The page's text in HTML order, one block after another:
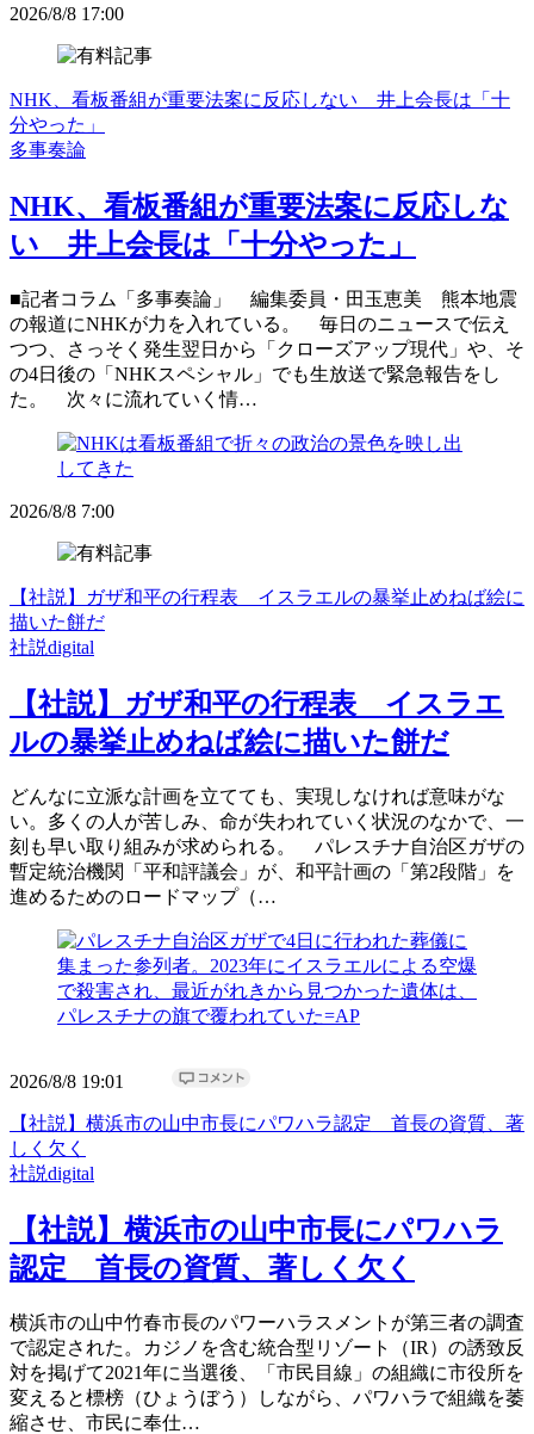
2026/8/8 17:00
NHK、看板番組が重要法案に反応しない 井上会長は「十
分やった」
多事奏論
NHK、看板番組が重要法案に反応しな
い 井上会長は「十分やった」
■記者コラム「多事奏論」 編集委員・田玉恵美 熊本地震
の報道にNHKが力を入れている。 毎日のニュースで伝え
つつ、さっそく発生翌日から「クローズアップ現代」や、そ
の4日後の「NHKスペシャル」でも生放送で緊急報告をし
た。 次々に流れていく情…
2026/8/8 7:00
【社説】ガザ和平の行程表 イスラエルの暴挙止めねば絵に
描いた餅だ
社説digital
【社説】ガザ和平の行程表 イスラエ
ルの暴挙止めねば絵に描いた餅だ
どんなに立派な計画を立てても、実現しなければ意味がな
い。多くの人が苦しみ、命が失われていく状況のなかで、一
刻も早い取り組みが求められる。 パレスチナ自治区ガザの
暫定統治機関「平和評議会」が、和平計画の「第2段階」を
進めるためのロードマップ（…
2026/8/8 19:01
【社説】横浜市の山中市長にパワハラ認定 首長の資質、著
しく欠く
社説digital
【社説】横浜市の山中市長にパワハラ
認定 首長の資質、著しく欠く
横浜市の山中竹春市長のパワーハラスメントが第三者の調査
で認定された。カジノを含む統合型リゾート（IR）の誘致反
対を掲げて2021年に当選後、「市民目線」の組織に市役所を
変えると標榜（ひょうぼう）しながら、パワハラで組織を萎
縮させ、市民に奉仕…